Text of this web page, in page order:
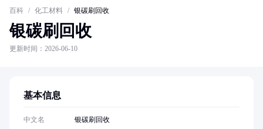
百科 / 化工材料 / 银碳刷回收
银碳刷回收
更新时间：2026-06-10
基本信息
中文名
银碳刷回收